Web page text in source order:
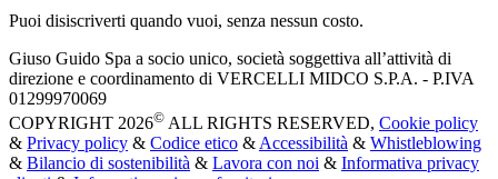
Puoi disiscriverti quando vuoi, senza nessun costo.
Giuso Guido Spa a socio unico, società soggettiva all’attività di
direzione e coordinamento di VERCELLI MIDCO S.P.A. - P.IVA
01299970069
COPYRIGHT 2026© ALL RIGHTS RESERVED, Cookie policy
& Privacy policy & Codice etico & Accessibilità & Whistleblowing
& Bilancio di sostenibilità & Lavora con noi & Informativa privacy